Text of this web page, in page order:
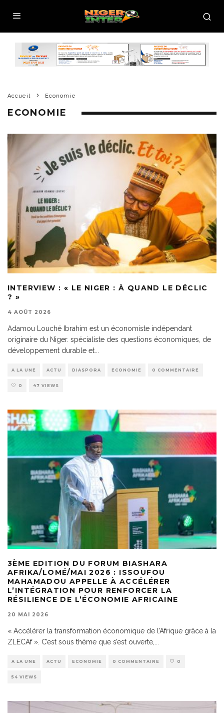
Accueil Economie
ECONOMIE
INTERVIEW : « LE NIGER : À QUAND LE DÉCLIC
? »
4 AOÛT 2026
Adamou Louché Ibrahim est un économiste indépendant
originaire du Niger. spécialiste des questions économiques, de
développement durable et
A LA UNE ACTU DIASPORA ECONOMIE 0 COMMENTAIRE
0 47 VIEWS
3ÈME EDITION DU FORUM BIASHARA
AFRIKA/LOMÉ/MAI 2026 : ISSOUFOU
MAHAMADOU APPELLE À ACCÉLÉRER
L’INTÉGRATION POUR RENFORCER LA
RÉSILIENCE DE L’ÉCONOMIE AFRICAINE
20 MAI 2026
« Accélérer la transformation économique de l’Afrique grâce à la
ZLECAf ». C’est sous thème que s’est ouverte,...
A LA UNE ACTU ECONOMIE 0 COMMENTAIRE 0
54 VIEWS